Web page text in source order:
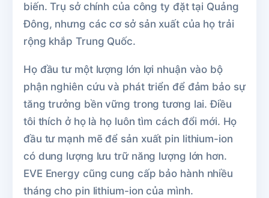
biến. Trụ sở chính của công ty đặt tại Quảng
Đông, nhưng các cơ sở sản xuất của họ trải
rộng khắp Trung Quốc.
Họ đầu tư một lượng lớn lợi nhuận vào bộ
phận nghiên cứu và phát triển để đảm bảo sự
tăng trưởng bền vững trong tương lai. Điều
tôi thích ở họ là họ luôn tìm cách đổi mới. Họ
đầu tư mạnh mẽ để sản xuất pin lithium-ion
có dung lượng lưu trữ năng lượng lớn hơn.
EVE Energy cũng cung cấp bảo hành nhiều
tháng cho pin lithium-ion của mình.